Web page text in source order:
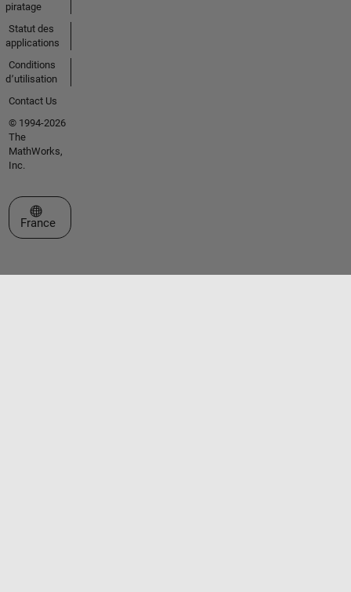
piratage
Statut des
applications
Conditions
d՚utilisation
Contact Us
© 1994-2026
The
MathWorks,
Inc.
Sélectionner un site web
France